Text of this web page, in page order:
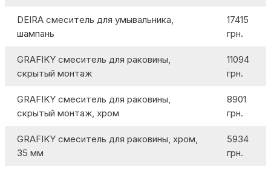
DEIRA смеситель для умывальника,
шампань
17415
грн.
GRAFIKY смеситель для раковины,
скрытый монтаж
11094
грн.
GRAFIKY смеситель для раковины,
скрытый монтаж, хром
8901
грн.
GRAFIKY смеситель для раковины, хром,
35 мм
5934
грн.